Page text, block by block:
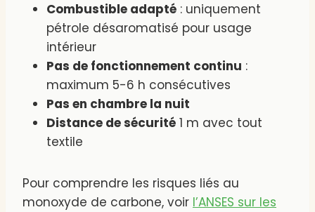
Combustible adapté : uniquement
pétrole désaromatisé pour usage
intérieur
Pas de fonctionnement continu :
maximum 5-6 h consécutives
Pas en chambre la nuit
Distance de sécurité 1 m avec tout
textile
Pour comprendre les risques liés au
monoxyde de carbone, voir l’ANSES sur les